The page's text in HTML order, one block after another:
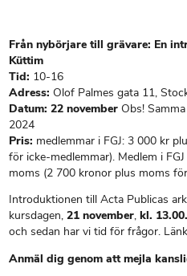
Från nybörjare till grävare: En
Küttim
Tid: 10-16
Adress: Olof Palmes gata 11,
Datum: 22 november Obs!
2024
Pris: medlemmar i FGJ: 3 000 kr
för icke-medlemmar). Medlem i
moms (2 700 kronor plus moms
Introduktionen till Acta Publicas
kursdagen,21 november,kl. 13.00.
och sedan har vi tid för frågor.
Anmäl dig genom att mejla